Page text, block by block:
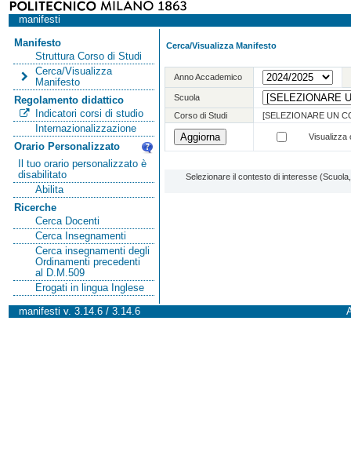
manifesti
Manifesto
Struttura Corso di Studi
Cerca/Visualizza
Manifesto
Regolamento didattico
Indicatori corsi di studio
Internazionalizzazione
Orario Personalizzato
Il tuo orario personalizzato è
disabilitato
Abilita
Ricerche
Cerca Docenti
Cerca Insegnamenti
Cerca insegnamenti degli
Ordinamenti precedenti
al D.M.509
Erogati in lingua Inglese
Cerca/Visualizza Manifesto
Anno Accademico
Scuola
Corso di Studi
[SELEZIONARE UN
Visualizza
Selezionare il contesto di interesse
manifesti v. 3.14.6 / 3.14.6